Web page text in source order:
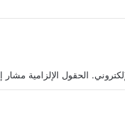
الحقول الإلزامية مشار